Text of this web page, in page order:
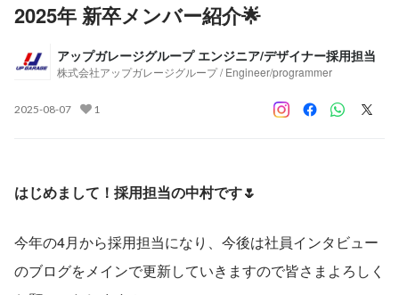
2025年 新卒メンバー紹介🌟
アップガレージグループ エンジニア/デザイナー採用担当
株式会社アップガレージグループ / Engineer/programmer
2025-08-07 1
はじめまして！採用担当の中村です🌷
今年の4月から採用担当になり、今後は社員インタビュー
のブログをメインで更新していきますので皆さまよろしく